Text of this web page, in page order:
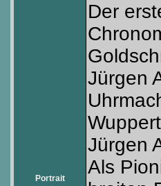
Portrait
Der
Jürgen
Jürgen
Als